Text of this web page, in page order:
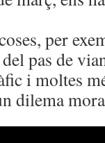
per
pas de
i moltes
dilema